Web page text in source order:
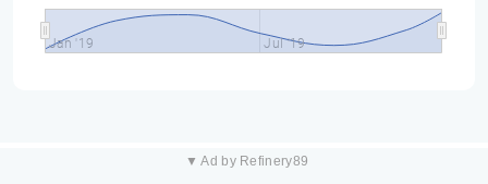
Jan '19 Jul '19
▼ Ad by Refinery89